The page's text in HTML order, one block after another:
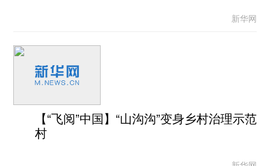
新华网
【“飞阅”中国】“山沟沟”变身乡村治理示范
村